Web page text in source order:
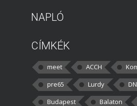
NAPLÓ
CÍMKÉK
meet ACCH
pre65
Lurdy
Budapest
Balaton